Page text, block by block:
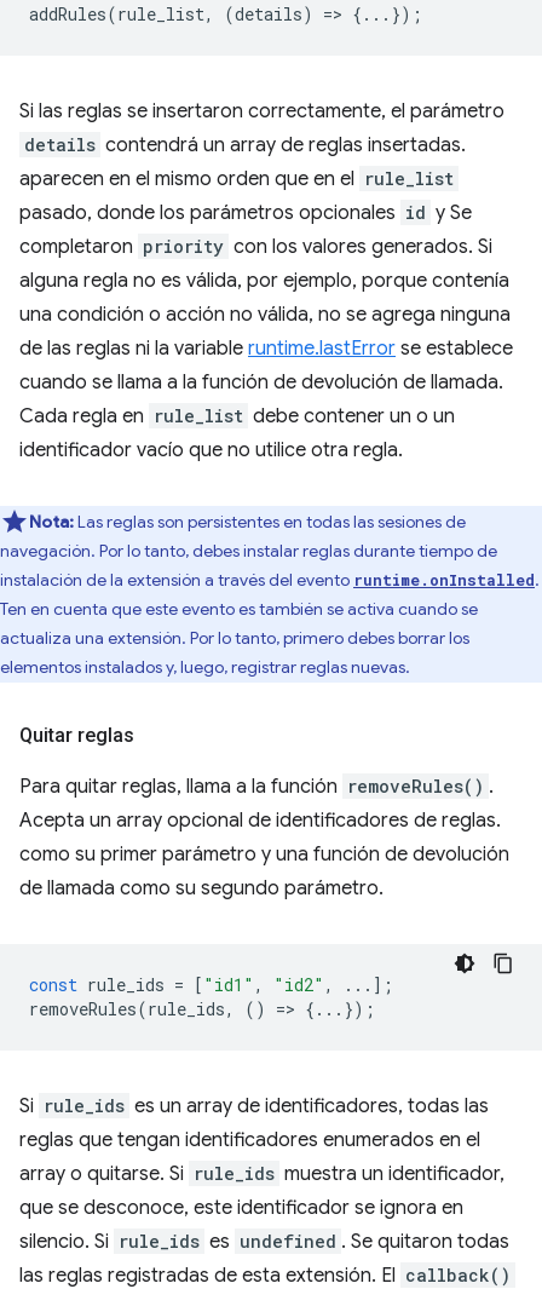
addRules(rule_list, (details) => {...});
Si las reglas se insertaron correctamente, el parámetro
details contendrá un array de reglas insertadas.
aparecen en el mismo orden que en el rule_list
pasado, donde los parámetros opcionales id y Se
completaron priority con los valores generados. Si
alguna regla no es válida, por ejemplo, porque contenía
una condición o acción no válida, no se agrega ninguna
de las reglas ni la variable runtime.lastError se establece
cuando se llama a la función de devolución de llamada.
Cada regla en rule_list debe contener un o un
identificador vacío que no utilice otra regla.
Nota:Las reglas son persistentes en todas las sesiones de
navegación. Por lo tanto, debes instalar reglas durante tiempo de
instalación de la extensión a través del evento runtime.onInstalled.
Ten en cuenta que este evento es también se activa cuando se
actualiza una extensión. Por lo tanto, primero debes borrar los
elementos instalados y, luego, registrar reglas nuevas.
Quitar reglas
Para quitar reglas, llama a la función removeRules() .
Acepta un array opcional de identificadores de reglas.
como su primer parámetro y una función de devolución
de llamada como su segundo parámetro.
const rule_ids = [ "id1" , "id2" ,
...];
removeRules(rule_ids, () => {...});
Si rule_ids es un array de identificadores, todas las
reglas que tengan identificadores enumerados en el
array o quitarse. Si rule_ids muestra un identificador,
que se desconoce, este identificador se ignora en
silencio. Si rule_ids es undefined . Se quitaron todas
las reglas registradas de esta extensión. El callback()